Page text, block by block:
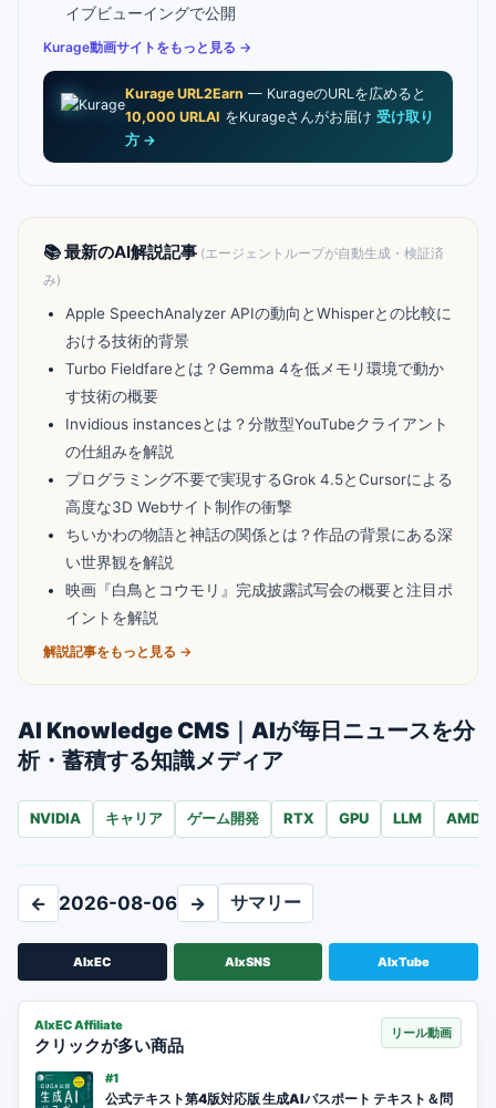
イブビューイングで公開
Kurage動画サイトをもっと見る →
Kurage URL2Earn — KurageのURLを広めると
10,000 URLAI をKurageさんがお届け 受け取り
方 →
📚 最新のAI解説記事 (エージェントループが自動生成・検証済
み)
Apple SpeechAnalyzer APIの動向とWhisperとの比較に
おける技術的背景
Turbo Fieldfareとは？Gemma 4を低メモリ環境で動か
す技術の概要
Invidious instancesとは？分散型YouTubeクライアント
の仕組みを解説
プログラミング不要で実現するGrok 4.5とCursorによる
高度な3D Webサイト制作の衝撃
ちいかわの物語と神話の関係とは？作品の背景にある深
い世界観を解説
映画『白鳥とコウモリ』完成披露試写会の概要と注目ポ
イントを解説
解説記事をもっと見る →
AI Knowledge CMS｜AIが毎日ニュースを分
析・蓄積する知識メディア
NVIDIA キャリア ゲーム開発 RTX GPU LLM AMD
← 2026-08-06 → サマリー
AIxEC AIxSNS AIxTube
AIxEC Affiliate
クリックが多い商品
リール動画
#1
公式テキスト第4版対応版 生成AIパスポート テキスト＆問